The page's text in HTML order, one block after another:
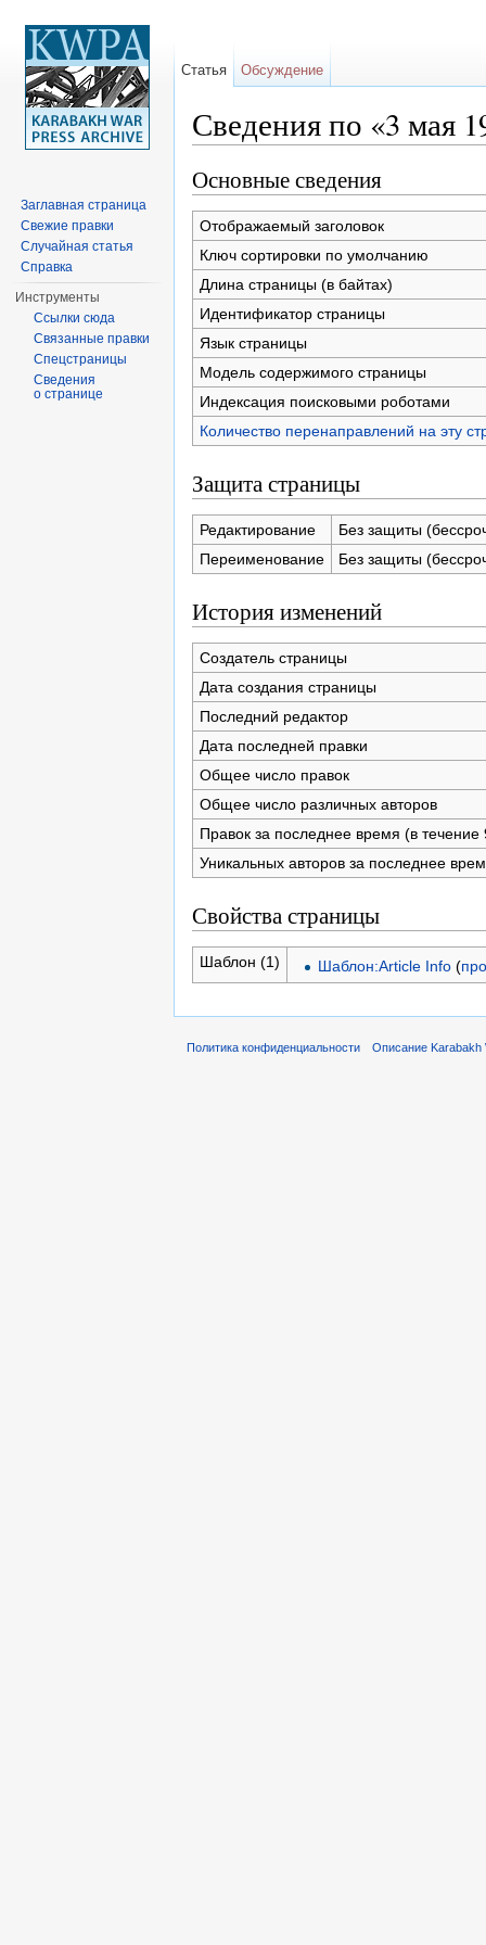
Сведения по «3 мая
Основные сведения
Отображаемый заголовок
Ключ сортировки по умолчанию
Длина страницы (в байтах)
Идентификатор страницы
Язык страницы
Модель содержимого страницы
Индексация поисковыми роботами
Количество перенаправлений на эту
Защита страницы
Редактирование
Без защиты
Переименование
Без защиты
История изменений
Создатель страницы
Дата создания страницы
Последний редактор
Дата последней правки
Общее число правок
Общее число различных авторов
Правок за последнее время (в течение
Уникальных авторов за последнее
Свойства страницы
Шаблон (1) Шаблон:Article Info(
Статья Обсуждение
Заглавная страница
Свежие правки
Случайная статья
Справка
Инструменты
Ссылки сюда
Связанные правки
Спецстраницы
Сведения
о странице
Политика конфиденциальности Описание Karabakh